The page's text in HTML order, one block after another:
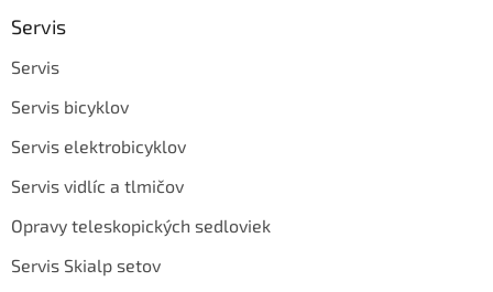
Servis
Servis
Servis bicyklov
Servis elektrobicyklov
Servis vidlíc a tlmičov
Opravy teleskopických sedloviek
Servis Skialp setov